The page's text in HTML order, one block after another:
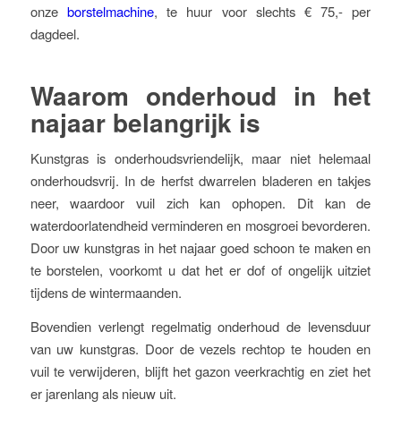
onze borstelmachine, te huur voor slechts € 75,- per
dagdeel.
Waarom onderhoud in het
najaar belangrijk is
Kunstgras is onderhoudsvriendelijk, maar niet helemaal
onderhoudsvrij. In de herfst dwarrelen bladeren en takjes
neer, waardoor vuil zich kan ophopen. Dit kan de
waterdoorlatendheid verminderen en mosgroei bevorderen.
Door uw kunstgras in het najaar goed schoon te maken en
te borstelen, voorkomt u dat het er dof of ongelijk uitziet
tijdens de wintermaanden.
Bovendien verlengt regelmatig onderhoud de levensduur
van uw kunstgras. Door de vezels rechtop te houden en
vuil te verwijderen, blijft het gazon veerkrachtig en ziet het
er jarenlang als nieuw uit.